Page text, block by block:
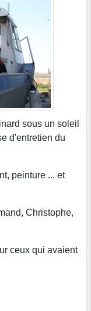
sous un soleil
d'entretien du
peinture ... et
Christophe,
ceux qui avaient